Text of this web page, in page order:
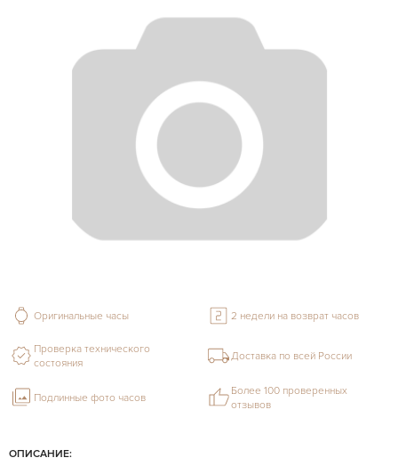
ОПИСАНИЕ:
Оригинальные часы 2 недели на возврат часов
Проверка технического
состояния
Доставка по всей России
Подлинные фото часов
Более 100 проверенных
отзывов